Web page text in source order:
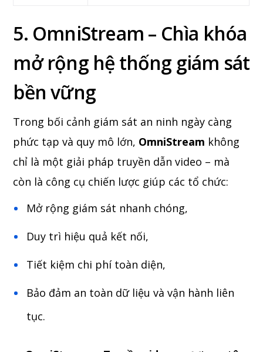
5. OmniStream – Chìa khóa
mở rộng hệ thống giám sát
bền vững
Trong bối cảnh giám sát an ninh ngày càng
phức tạp và quy mô lớn, OmniStream không
chỉ là một giải pháp truyền dẫn video – mà
còn là công cụ chiến lược giúp các tổ chức:
Mở rộng giám sát nhanh chóng,
Duy trì hiệu quả kết nối,
Tiết kiệm chi phí toàn diện,
Bảo đảm an toàn dữ liệu và vận hành liên
tục.